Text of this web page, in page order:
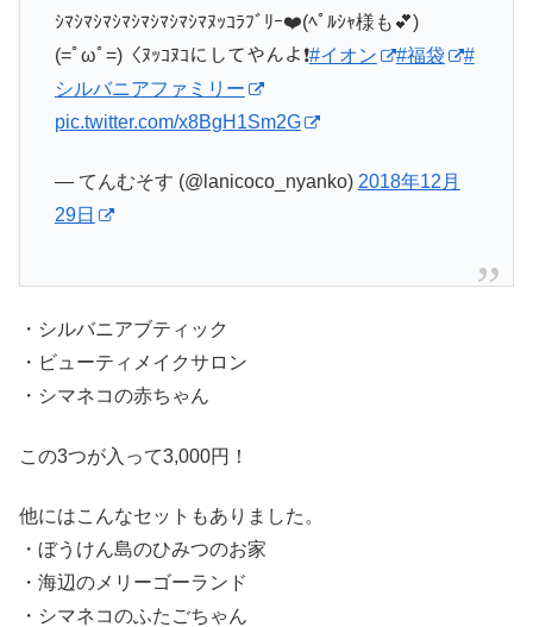
ｼﾏｼﾏｼﾏｼﾏｼﾏｼﾏｼﾏｼﾏﾇｯｺﾗﾌﾞﾘｰ❤️(ﾍﾟﾙｼｬ様も💕)
(=ﾟωﾟ=)〈ﾇｯｺﾇｺにしてやんよ❗#イオン #福袋
#
シルバニアファミリー
pic.twitter.com/x8BgH1Sm2G
— てんむそす (@lanicoco_nyanko) 2018年12月
29日
・シルバニアブティック
・ビューティメイクサロン
・シマネコの赤ちゃん
この3つが入って3,000円！
他にはこんなセットもありました。
・ぼうけん島のひみつのお家
・海辺のメリーゴーランド
・シマネコのふたごちゃん